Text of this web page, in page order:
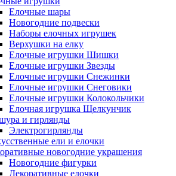
Елочные шары
Новогодние подвески
Наборы елочных игрушек
Верхушки на елку
Елочные игрушки Шишки
Елочные игрушки Звезды
Елочные игрушки Снежинки
Елочные игрушки Снеговики
Елочные игрушки Колокольчики
Елочная игрушка Щелкунчик
и гирлянды
Электрогирлянды
ели и елочки
новогодние украшения
Новогодние фигурки
Декоративные елочки